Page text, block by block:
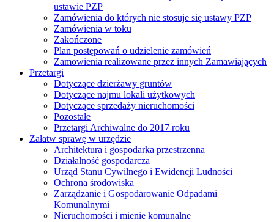
ustawie PZP
Zamówienia do których nie stosuje się ustawy PZP
Zamówienia w toku
Zakończone
Plan postępowań o udzielenie zamówień
Zamowienia realizowane przez innych Zamawiających
Przetargi
Dotyczące dzierżawy gruntów
Dotyczące najmu lokali użytkowych
Dotyczące sprzedaży nieruchomości
Pozostałe
Przetargi Archiwalne do 2017 roku
Załatw sprawę w urzędzie
Architektura i gospodarka przestrzenna
Działalność gospodarcza
Urząd Stanu Cywilnego i Ewidencji Ludności
Ochrona środowiska
Zarządzanie i Gospodarowanie Odpadami
Komunalnymi
Nieruchomości i mienie komunalne